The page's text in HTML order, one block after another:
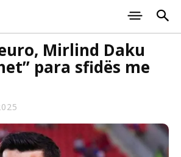
Mirlind Daku
para sfidës me